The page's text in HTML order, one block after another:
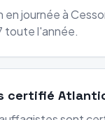
en journée à
toute l'année.
certifié